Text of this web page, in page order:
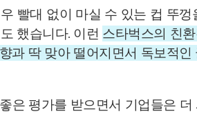
빨대 없이 마실 수 있는 컵 뚜
했습니다. 이런 스타벅스의 친
과 딱 맞아 떨어지면서 독보적
은 평가를 받으면서 기업들은